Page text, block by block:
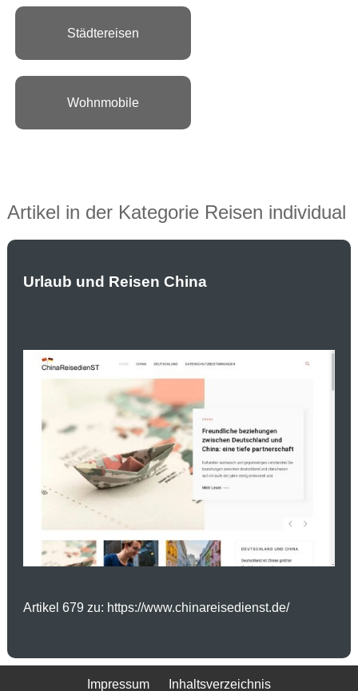
Städtereisen
Wohnmobile
Artikel in der Kategorie Reisen individual
Urlaub und Reisen China
Artikel 679 zu: https://www.chinareisedienst.de/
Impressum Inhaltsverzeichnis